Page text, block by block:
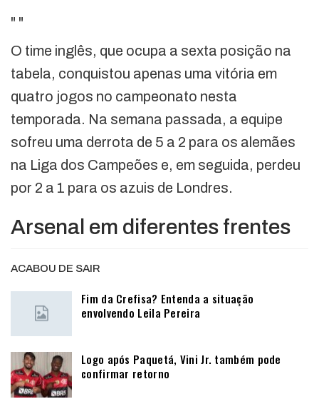
" "
O time inglês, que ocupa a sexta posição na
tabela, conquistou apenas uma vitória em
quatro jogos no campeonato nesta
temporada. Na semana passada, a equipe
sofreu uma derrota de 5 a 2 para os alemães
na Liga dos Campeões e, em seguida, perdeu
por 2 a 1 para os azuis de Londres.
Arsenal em diferentes frentes
ACABOU DE SAIR
Fim da Crefisa? Entenda a situação
envolvendo Leila Pereira
Logo após Paquetá, Vini Jr. também pode
confirmar retorno